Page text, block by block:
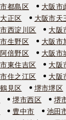
都島区
大阪市
正区
大阪市天
西淀川区
大阪
生野区
大阪市
倍野区
大阪市
東住吉区
大阪
住之江区
大阪
見区 堺市堺区
堺市西区
堺
豊中市 池田